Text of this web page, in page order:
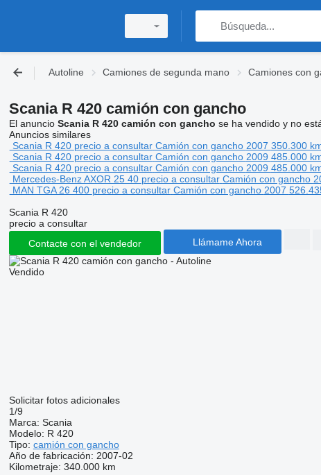
Autoline Camiones de segunda mano Camiones con
Scania R 420 camión con gancho
El anuncio Scania R 420 camión con gancho se ha vendido y no
Anuncios similares
Scania R 420 precio a consultar Camión con gancho 2007 350.300
Scania R 420 precio a consultar Camión con gancho 2009 485.000
Scania R 420 precio a consultar Camión con gancho 2009 485.000
Mercedes-Benz AXOR 25 40 precio a consultar Camión con gancho
MAN TGA 26 400 precio a consultar Camión con gancho 2007
Scania R 420
precio a consultar
Contacte con el vendedor
Llámame Ahora
Vendido
Solicitar fotos adicionales
1/9
Marca: Scania
Modelo: R 420
Tipo: camión con gancho
Año de fabricación: 2007-02
Kilometraje: 340.000 km